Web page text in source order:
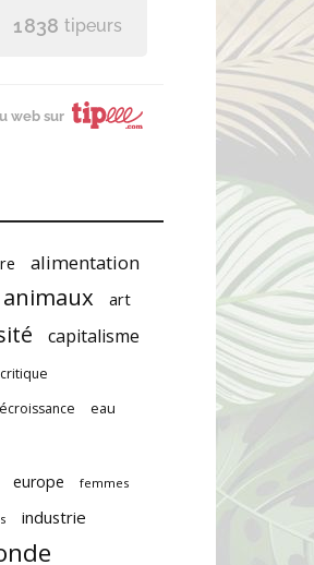
1 838 tipeurs
web sur
alimentation
animaux art
capitalisme
critique
eau
europe femmes
industrie